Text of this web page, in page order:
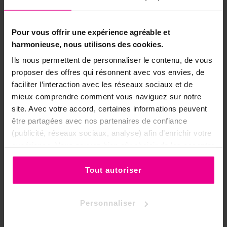
Pour vous offrir une expérience agréable et
harmonieuse, nous utilisons des cookies.
Ils nous permettent de personnaliser le contenu, de vous
proposer des offres qui résonnent avec vos envies, de
faciliter l’interaction avec les réseaux sociaux et de
mieux comprendre comment vous naviguez sur notre
site. Avec votre accord, certaines informations peuvent
être partagées avec nos partenaires de confiance
(publicité, réseaux sociaux, analyse) afin d’enrichir votre
ou de les refuser.
Tout autoriser
Personnaliser
mensuelleest recommandée pour les
📋 Caractéristiques du bracelet cristal
Pierre
Cristal de roche (quartz
incolore)
Thème
Amplification · Clarté ·
Aura · Travail
énergétique
Sahasrara (couronne) ·
Tous les chakras